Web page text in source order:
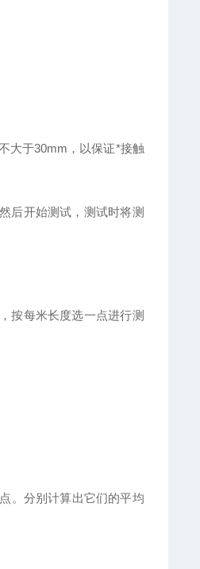
大于30mm，以保证*接触
后开始测试，测试时将测
按每米长度选一点进行测
。分别计算出它们的平均